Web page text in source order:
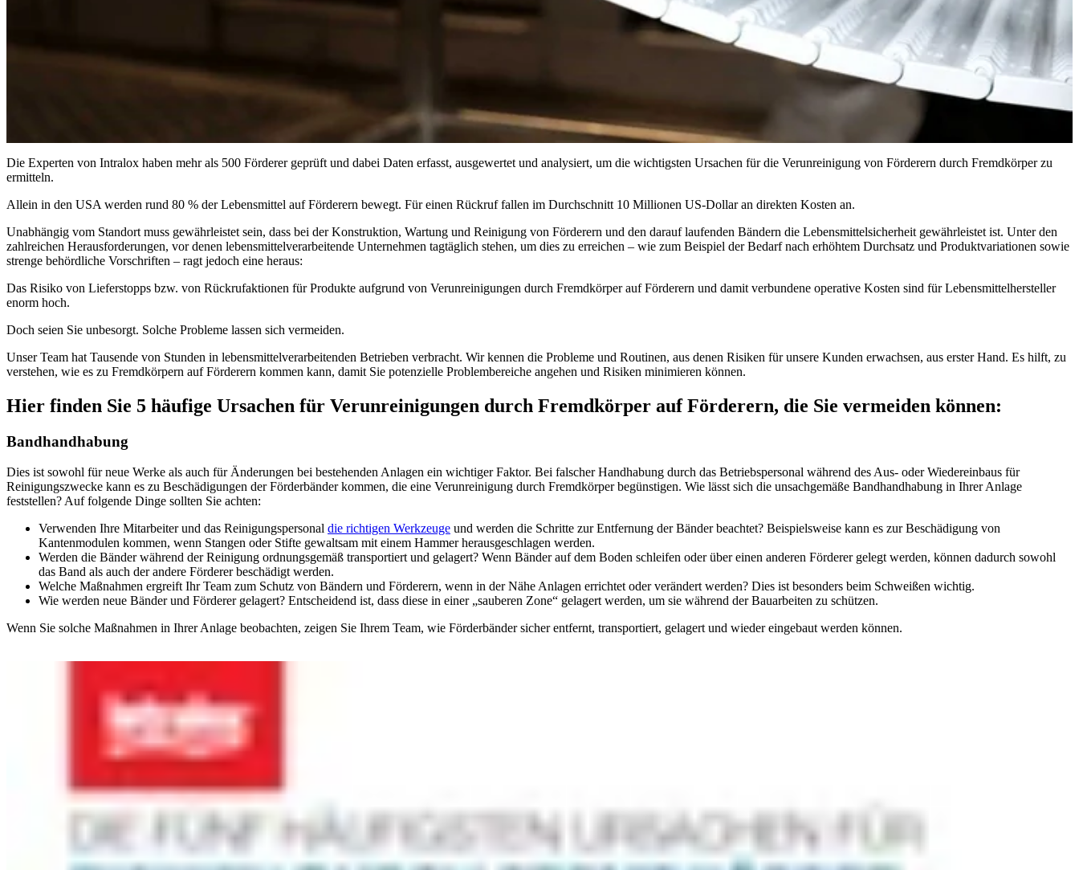
Die Experten von Intralox haben mehr als 500 Förderer geprüft und dabei Daten erfasst, ausgewertet und analysiert, um die wichtigsten Ursachen für die Verunreinigung von Förderern durch Fremdkörper zu
ermitteln.
Allein in den USA werden rund 80 % der Lebensmittel auf Förderern bewegt. Für einen Rückruf fallen im Durchschnitt 10 Millionen US-Dollar an direkten Kosten an.
Unabhängig vom Standort muss gewährleistet sein, dass bei der Konstruktion, Wartung und Reinigung von Förderern und den darauf laufenden Bändern die Lebensmittelsicherheit gewährleistet ist. Unter den
zahlreichen Herausforderungen, vor denen lebensmittelverarbeitende Unternehmen tagtäglich stehen, um dies zu erreichen – wie zum Beispiel der Bedarf nach erhöhtem Durchsatz und Produktvariationen sowie
strenge behördliche Vorschriften – ragt jedoch eine heraus:
Das Risiko von Lieferstopps bzw. von Rückrufaktionen für Produkte aufgrund von Verunreinigungen durch Fremdkörper auf Förderern und damit verbundene operative Kosten sind für Lebensmittelhersteller
enorm hoch.
Doch seien Sie unbesorgt. Solche Probleme lassen sich vermeiden.
Unser Team hat Tausende von Stunden in lebensmittelverarbeitenden Betrieben verbracht. Wir kennen die Probleme und Routinen, aus denen Risiken für unsere Kunden erwachsen, aus erster Hand. Es hilft, zu
verstehen, wie es zu Fremdkörpern auf Förderern kommen kann, damit Sie potenzielle Problembereiche angehen und Risiken minimieren können.
Hier finden Sie 5 häufige Ursachen für Verunreinigungen durch Fremdkörper auf Förderern, die Sie vermeiden können:
Bandhandhabung
Dies ist sowohl für neue Werke als auch für Änderungen bei bestehenden Anlagen ein wichtiger Faktor. Bei falscher Handhabung durch das Betriebspersonal während des Aus- oder Wiedereinbaus für
Reinigungszwecke kann es zu Beschädigungen der Förderbänder kommen, die eine Verunreinigung durch Fremdkörper begünstigen. Wie lässt sich die unsachgemäße Bandhandhabung in Ihrer Anlage
feststellen? Auf folgende Dinge sollten Sie achten:
Verwenden Ihre Mitarbeiter und das Reinigungspersonal die richtigen Werkzeuge und werden die Schritte zur Entfernung der Bänder beachtet? Beispielsweise kann es zur Beschädigung von
Kantenmodulen kommen, wenn Stangen oder Stifte gewaltsam mit einem Hammer herausgeschlagen werden.
Werden die Bänder während der Reinigung ordnungsgemäß transportiert und gelagert? Wenn Bänder auf dem Boden schleifen oder über einen anderen Förderer gelegt werden, können dadurch sowohl
das Band als auch der andere Förderer beschädigt werden.
Welche Maßnahmen ergreift Ihr Team zum Schutz von Bändern und Förderern, wenn in der Nähe Anlagen errichtet oder verändert werden? Dies ist besonders beim Schweißen wichtig.
Wie werden neue Bänder und Förderer gelagert? Entscheidend ist, dass diese in einer „sauberen Zone“ gelagert werden, um sie während der Bauarbeiten zu schützen.
Wenn Sie solche Maßnahmen in Ihrer Anlage beobachten, zeigen Sie Ihrem Team, wie Förderbänder sicher entfernt, transportiert, gelagert und wieder eingebaut werden können.